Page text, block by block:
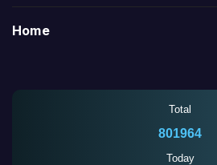
Home
Total
801964
Today